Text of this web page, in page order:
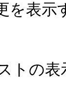
を表
トの